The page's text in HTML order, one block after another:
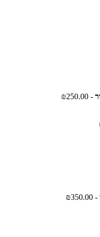
- ₪250.00
- ₪350.00